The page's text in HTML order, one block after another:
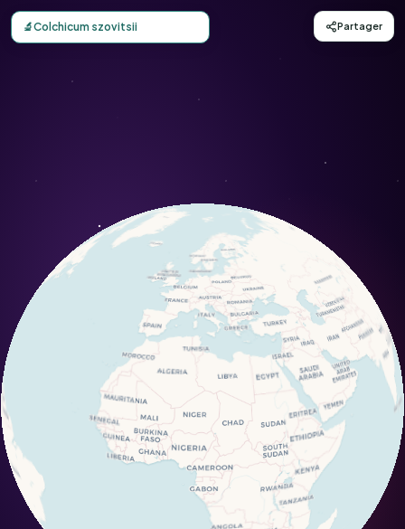
Carte d'observation du Colchicum szovitsii (Colchicum
🔬Colchicum szovitsii Partager